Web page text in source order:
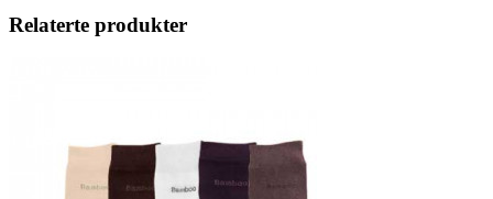
Relaterte produkter